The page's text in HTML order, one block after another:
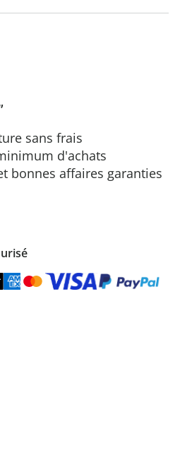
sans frais
d'achats
bonnes affaires garanties